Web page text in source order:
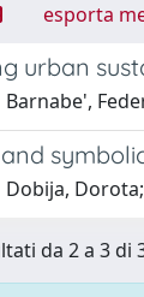
esporta
urban
Barnabe',
Dobija,
da 2 a 3 di